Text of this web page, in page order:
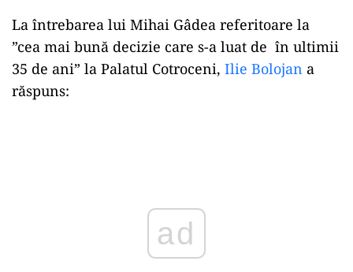
La întrebarea lui Mihai Gâdea referitoare la
”cea mai bună decizie care s-a luat de în ultimii
35 de ani” la Palatul Cotroceni, Ilie Bolojan a
răspuns: